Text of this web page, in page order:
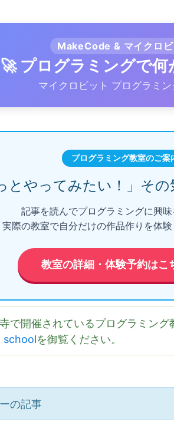
MakeCode & マイクロビ
🚀 プログラミングで何
マイクロビット プログラミ
プログラミング教室のご案
とやってみたい！」 その
記事を読んでプログラミングに興味
実際の教室で自分だけの作品作りを体験
教室の詳細・体験予約はこ
で開催されているプログラミング
schoolを御覧ください。
の記事